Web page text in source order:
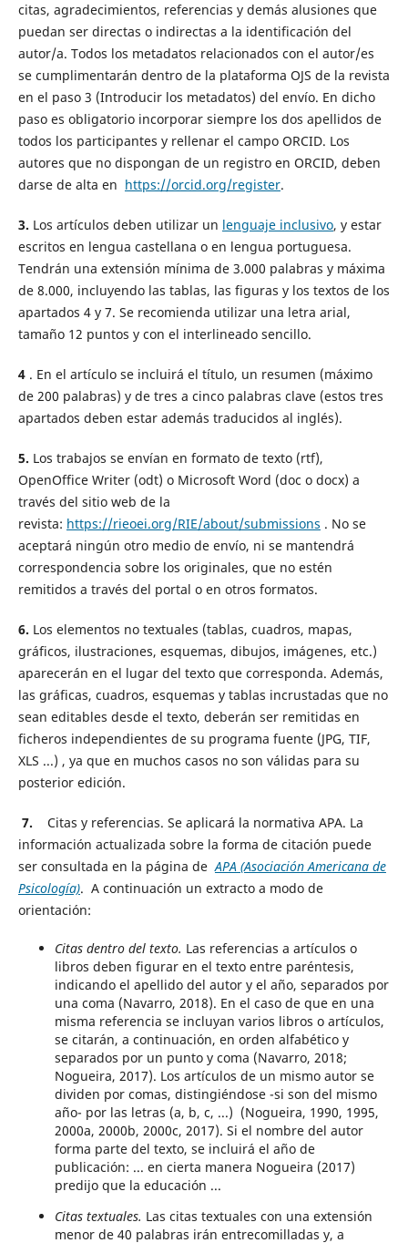
citas, agradecimientos, referencias y demás alusiones que
puedan ser directas o indirectas a la identificación del
autor/a. Todos los metadatos relacionados con el autor/es
se cumplimentarán dentro de la plataforma OJS de la revista
en el paso 3 (Introducir los metadatos) del envío. En dicho
paso es obligatorio incorporar siempre los dos apellidos de
todos los participantes y rellenar el campo ORCID. Los
autores que no dispongan de un registro en ORCID, deben
darse de alta en https://orcid.org/register.
3. Los artículos deben utilizar un lenguaje inclusivo, y estar
escritos en lengua castellana o en lengua portuguesa.
Tendrán una extensión mínima de 3.000 palabras y máxima
de 8.000, incluyendo las tablas, las figuras y los textos de los
apartados 4 y 7. Se recomienda utilizar una letra arial,
tamaño 12 puntos y con el interlineado sencillo.
4. En el artículo se incluirá el título, un resumen (máximo
de 200 palabras) y de tres a cinco palabras clave (estos tres
apartados deben estar además traducidos al inglés).
5. Los trabajos se envían en formato de texto (rtf),
OpenOffice Writer (odt) o Microsoft Word (doc o docx) a
través del sitio web de la
revista: https://rieoei.org/RIE/about/submissions . No se
aceptará ningún otro medio de envío, ni se mantendrá
correspondencia sobre los originales, que no estén
remitidos a través del portal o en otros formatos.
6. Los elementos no textuales (tablas, cuadros, mapas,
gráficos, ilustraciones, esquemas, dibujos, imágenes, etc.)
aparecerán en el lugar del texto que corresponda. Además,
las gráficas, cuadros, esquemas y tablas incrustadas que no
sean editables desde el texto, deberán ser remitidas en
ficheros independientes de su programa fuente (JPG, TIF,
XLS ...) , ya que en muchos casos no son válidas para su
posterior edición.
7. Citas y referencias. Se aplicará la normativa APA. La
información actualizada sobre la forma de citación puede
ser consultada en la página deAPA (Asociación Americana de
Psicología). A continuación un extracto a modo de
orientación:
Citas dentro del texto. Las referencias a artículos o
libros deben figurar en el texto entre paréntesis,
indicando el apellido del autor y el año, separados por
una coma (Navarro, 2018). En el caso de que en una
misma referencia se incluyan varios libros o artículos,
se citarán, a continuación, en orden alfabético y
separados por un punto y coma (Navarro, 2018;
Nogueira, 2017). Los artículos de un mismo autor se
dividen por comas, distingiéndose -si son del mismo
año- por las letras (a, b, c, ...) (Nogueira, 1990, 1995,
2000a, 2000b, 2000c, 2017). Si el nombre del autor
forma parte del texto, se incluirá el año de
publicación: ... en cierta manera Nogueira (2017)
predijo que la educación ...
Citas textuales. Las citas textuales con una extensión
menor de 40 palabras irán entrecomilladas y, a